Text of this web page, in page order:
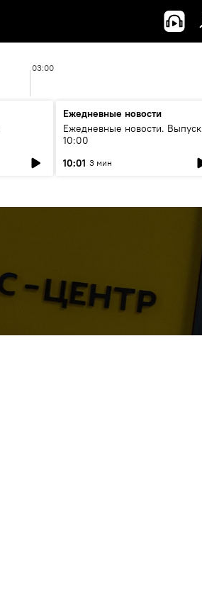
03:00
Ежедневные новости
Ежедневные новости. Выпуск
10:00
10:01 3 мин